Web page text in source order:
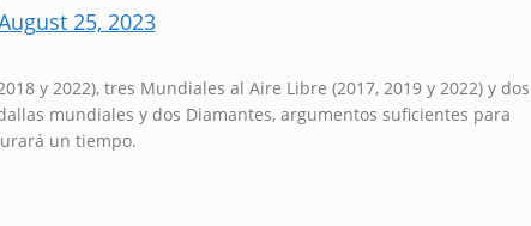
25, 2023
y 2022), tres Mundiales al Aire Libre (2017, 2019 y 2022) y dos
mundiales y dos Diamantes, argumentos suficientes para
un tiempo.